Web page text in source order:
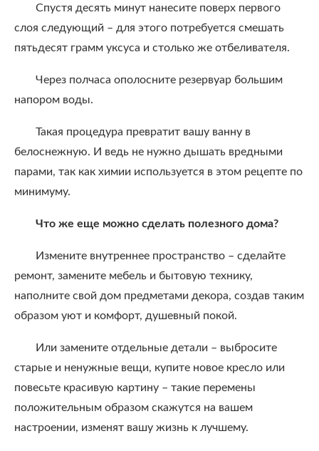
Спустя десять минут нанесите поверх первого
слоя следующий – для этого потребуется смешать
пятьдесят грамм уксуса и столько же отбеливателя.
Через полчаса ополосните резервуар большим
напором воды.
Такая процедура превратит вашу ванну в
белоснежную. И ведь не нужно дышать вредными
парами, так как химии используется в этом рецепте по
минимуму.
Что же еще можно сделать полезного дома?
Измените внутреннее пространство – сделайте
ремонт, замените мебель и бытовую технику,
наполните свой дом предметами декора, создав таким
образом уют и комфорт, душевный покой.
Или замените отдельные детали – выбросите
старые и ненужные вещи, купите новое кресло или
повесьте красивую картину – такие перемены
положительным образом скажутся на вашем
настроении, изменят вашу жизнь к лучшему.